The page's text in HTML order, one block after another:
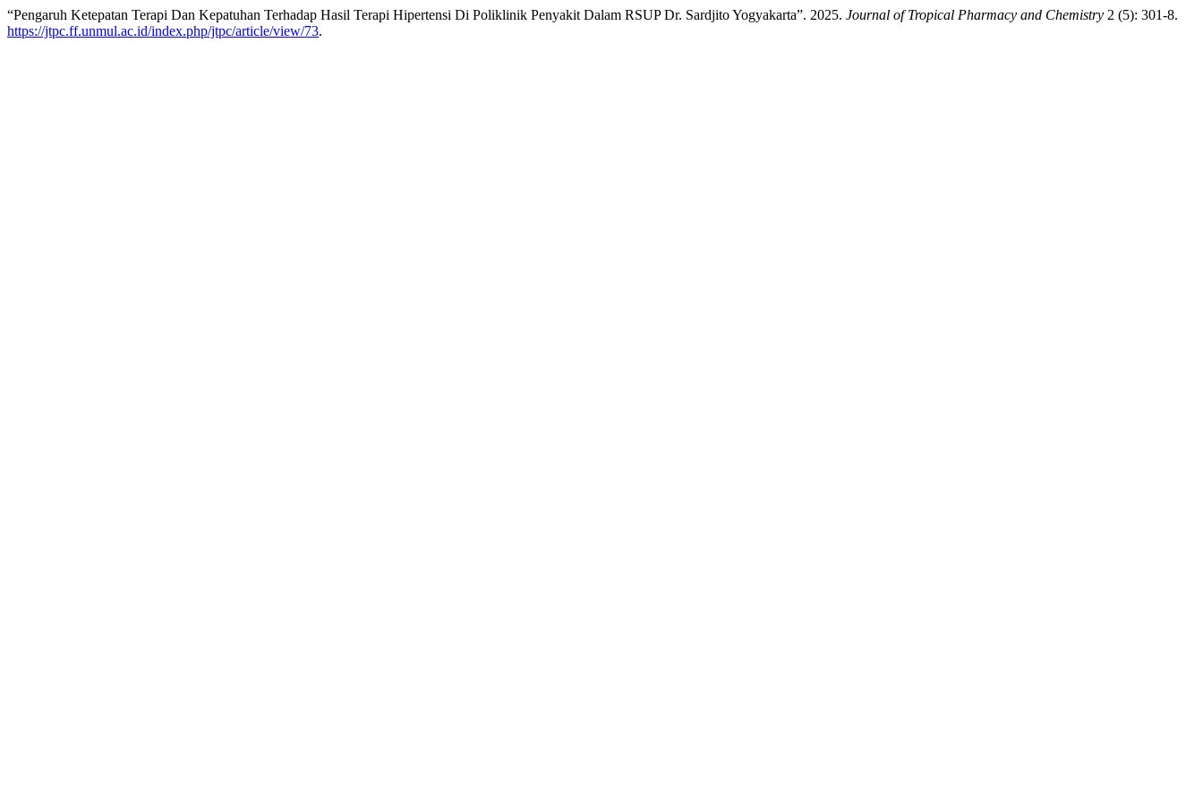
“Pengaruh Ketepatan Terapi Dan Kepatuhan Terhadap Hasil Terapi Hipertensi Di Poliklinik Penyakit Dalam RSUP Dr. Sardjito Yogyakarta”. 2025. Journal of Tropical Pharmacy and Chemistry 2 (5): 301-8.
https://jtpc.ff.unmul.ac.id/index.php/jtpc/article/view/73.